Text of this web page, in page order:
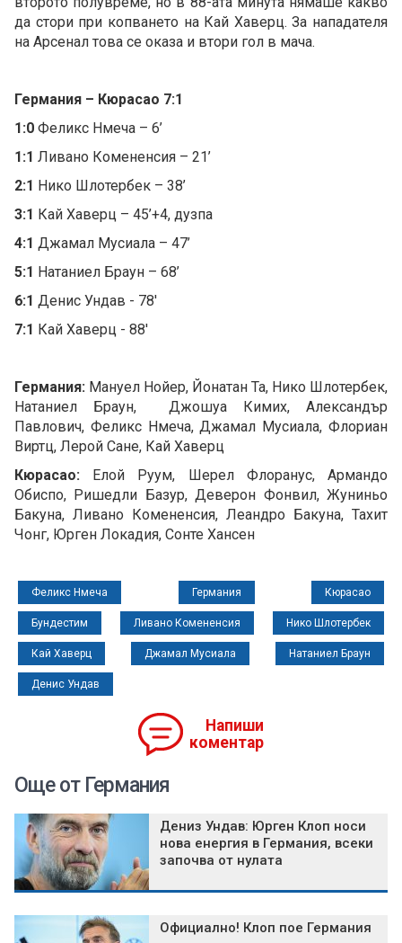
да стори при копването на Кай Хаверц. За нападателя
на Арсенал това се оказа и втори гол в мача.
Германия – Кюрасао 7:1
1:0 Феликс Нмеча – 6’
1:1 Ливано Комененсия – 21’
2:1 Нико Шлотербек – 38’
3:1 Кай Хаверц – 45’+4, дузпа
4:1 Джамал Мусиала – 47’
5:1 Натаниел Браун – 68’
6:1 Денис Ундав - 78'
7:1 Кай Хаверц - 88'
Германия: Мануел Нойер, Йонатан Та, Нико Шлотербек,
Натаниел Браун, Джошуа Кимих, Александър
Павлович, Феликс Нмеча, Джамал Мусиала, Флориан
Виртц, Лерой Сане, Кай Хаверц
Кюрасао:
Елой Руум, Шерел Флоранус, Армандо
Обиспо, Ришедли Базур, Деверон Фонвил, Жуниньо
Бакуна, Ливано Комененсия, Леандро Бакуна, Тахит
Чонг, Юрген Локадия, Сонте Хансен
Феликс Нмеча Германия Кюрасао
Бундестим Ливано Комененсия Нико Шлотербек
Кай Хаверц Джамал Мусиала Натаниел Браун
Денис Ундав
Напиши
коментар
Още от Германия
Дениз Ундав: Юрген Клоп носи
нова енергия в Германия, всеки
започва от нулата
Официално! Клоп пое Германия